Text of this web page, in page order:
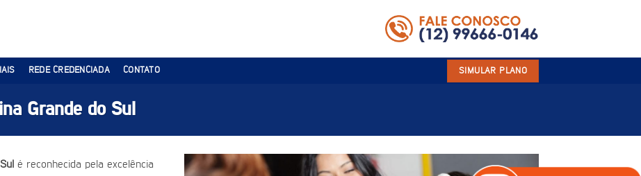
REDE CREDENCIADA CONTATO SIMULAR PLANO
Grande do Sul
é reconhecida pela excelência